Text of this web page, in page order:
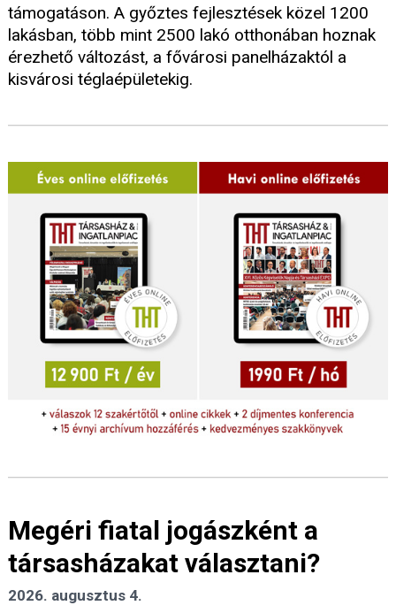
támogatáson. A győztes fejlesztések közel 1200
lakásban, több mint 2500 lakó otthonában hoznak
érezhető változást, a fővárosi panelházaktól a
kisvárosi téglaépületekig.
Megéri fiatal jogászként a
társasházakat választani?
2026. augusztus 4.